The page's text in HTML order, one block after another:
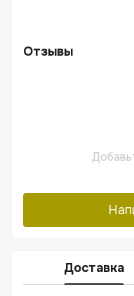
Отзывы
Доставка